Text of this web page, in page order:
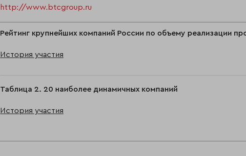
http://www.btcgroup.ru
Рейтинг крупнейших компаний России по объему реализации
История участия
Таблица 2. 20 наиболее динамичных компаний
История участия